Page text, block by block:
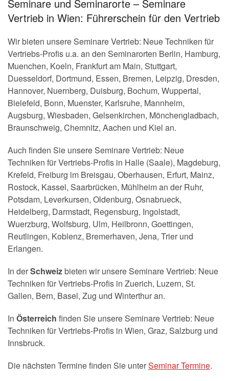
Seminare und Seminarorte – Seminare
Vertrieb in Wien: Führerschein für den Vertrieb
Wir bieten unsere Seminare Vertrieb: Neue Techniken für
Vertriebs-Profis u.a. an den Seminarorten Berlin, Hamburg,
Muenchen, Koeln, Frankfurt am Main, Stuttgart,
Duesseldorf, Dortmund, Essen, Bremen, Leipzig, Dresden,
Hannover, Nuernberg, Duisburg, Bochum, Wuppertal,
Bielefeld, Bonn, Muenster, Karlsruhe, Mannheim,
Augsburg, Wiesbaden, Gelsenkirchen, Mönchengladbach,
Braunschweig, Chemnitz, Aachen und Kiel an.
Auch finden Sie unsere Seminare Vertrieb: Neue
Techniken für Vertriebs-Profis in Halle (Saale), Magdeburg,
Krefeld, Freiburg im Breisgau, Oberhausen, Erfurt, Mainz,
Rostock, Kassel, Saarbrücken, Mühlheim an der Ruhr,
Potsdam, Leverkursen, Oldenburg, Osnabrueck,
Heidelberg, Darmstadt, Regensburg, Ingolstadt,
Wuerzburg, Wolfsburg, Ulm, Heilbronn, Goettingen,
Reutlingen, Koblenz, Bremerhaven, Jena, Trier und
Erlangen.
In derSchweizbieten wir unsere Seminare Vertrieb: Neue
Techniken für Vertriebs-Profis in Zuerich, Luzern, St.
Gallen, Bern, Basel, Zug und Winterthur an.
In Österreich finden Sie unsere Seminare Vertrieb: Neue
Techniken für Vertriebs-Profis in Wien, Graz, Salzburg und
Innsbruck.
Die nächsten Termine finden Sie unterSeminar Termine.